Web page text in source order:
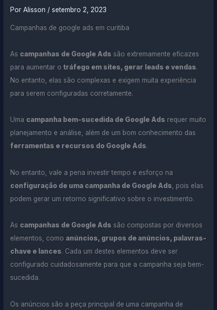
PorAlisson /setembro 2, 2023
Campanhas de google ads em curitiba
As campanhas de Google Ads são extremamente eficazes
para aumentar otráfego em sites, gerar leads e vendas.
No entanto, elas são complexas e exigem muita experiência
para serem configuradas corretamente.
Uma campanha bem-sucedida de Google Ads requer muito
planejamento e análise, além de um bom conhecimento das
ferramentas e recursos do Google Ads.
No entanto, vale a pena investir tempo e esforço na
configuração de uma campanha de Google Ads , pois elas
podem gerar um retorno significativo sobre o investimento.
As campanhas de Google Ads são compostas por diversos
elementos, comoanúncios, grupos de anúncios, palavras-
chave e lances. Cada um destes elementos deve ser
configurado cuidadosamente para que a campanha seja bem-
sucedida.
Os anúncios são a peça principal de uma campanha de